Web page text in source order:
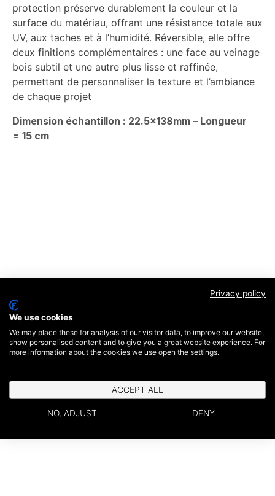
protection préserve durablement la couleur et la
surface du matériau, offrant une résistance totale aux
UV, aux taches et à l’humidité. Réversible, elle offre
deux finitions complémentaires : une face au veinage
bois subtil et une autre plus lisse et raffinée,
permettant de personnaliser la texture et l’ambiance
de chaque projet
Dimension échantillon : 22.5x138mm – Longueur
= 15 cm
Privacy policy
We use cookies
We may place these for analysis of our visitor data, to improve our website,
show personalised content and to give you a great website experience. For
more information about the cookies we use open the settings.
ACCEPT ALL
NO, ADJUST DENY